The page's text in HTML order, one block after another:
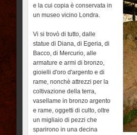
e la cui copia è conservata in
un museo vicino Londra.
Vi si trovò di tutto, dalle
statue di Diana, di Egeria, di
Bacco, di Mercurio, alle
armature e armi di bronzo,
gioielli d'oro d'argento e di
rame, nonchè attrezzi per la
coltivazione della terra,
vasellame in bronzo argento
e rame, oggetti di culto, oltre
un migliaio di pezzi che
sparirono in una decina